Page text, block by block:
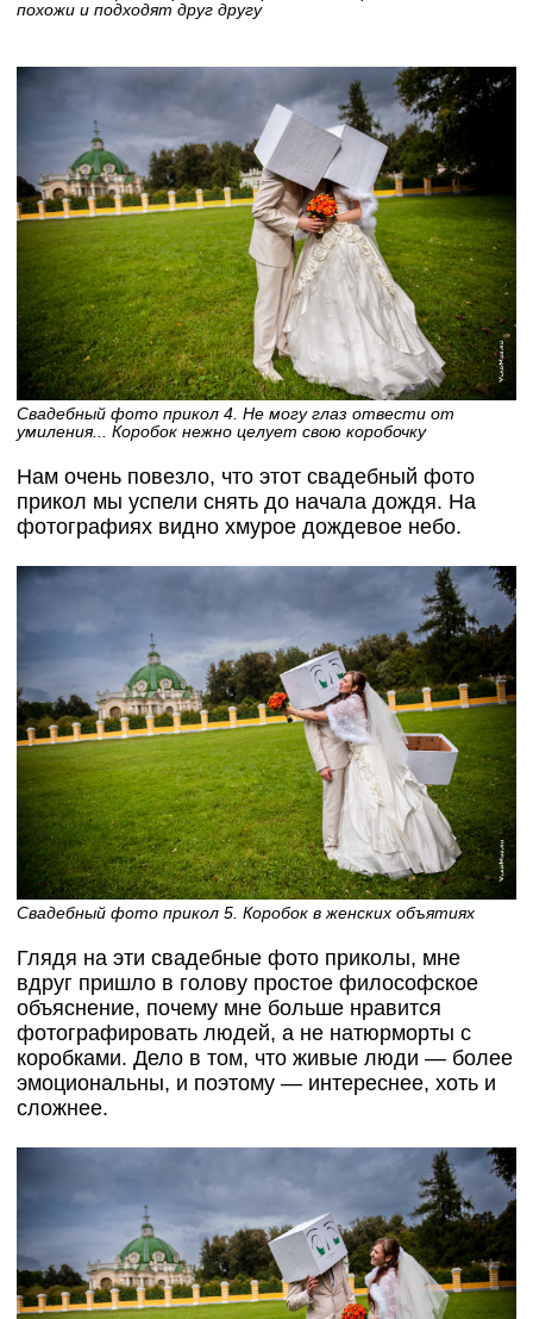
похожи и подходят друг другу
Свадебный фото прикол 4. Не могу глаз отвести от
умиления... Коробок нежно целует свою коробочку
Нам очень повезло, что этот свадебный фото
прикол мы успели снять до начала дождя. На
фотографиях видно хмурое дождевое небо.
Свадебный фото прикол 5. Коробок в женских объятиях
Глядя на эти свадебные фото приколы, мне
вдруг пришло в голову простое философское
объяснение, почему мне больше нравится
фотографировать людей, а не натюрморты с
коробками. Дело в том, что живые люди — более
эмоциональны, и поэтому — интереснее, хоть и
сложнее.